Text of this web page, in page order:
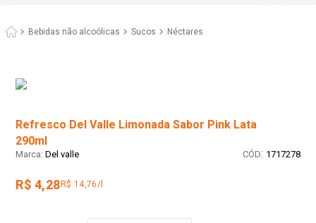
Bebidas não alcoólicas Sucos Néctares
Refresco Del Valle Limonada Sabor Pink Lata
290ml
Del valle : 1717278
R$ 4,28 R$ 14,76/l